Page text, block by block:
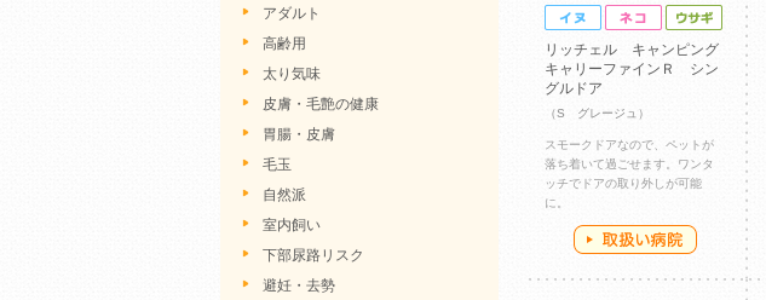
リッチェル キャンピング
キャリーファインＲ シン
グルドア
（S グレージュ）
スモークドアなので、ペットが
落ち着いて過ごせます。ワンタ
ッチでドアの取り外しが可能
に。
アダルト
高齢用
太り気味
皮膚・毛艶の健康
胃腸・皮膚
毛玉
自然派
室内飼い
下部尿路リスク
避妊・去勢